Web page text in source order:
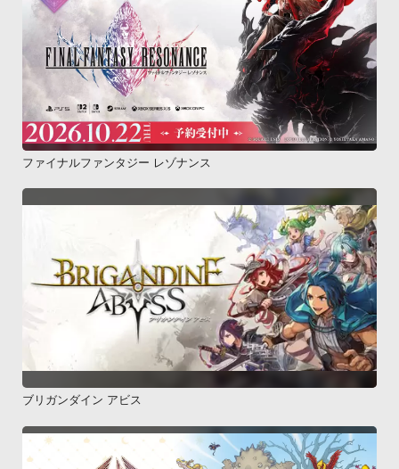
ファイナルファンタジー レゾナンス
ブリガンダイン アビス